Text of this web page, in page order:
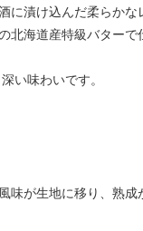
に漬け込んだ柔らか
北海道産特級バターで
い味わいです。
味が生地に移り、熟